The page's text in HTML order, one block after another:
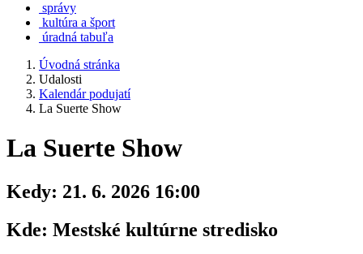
správy
kultúra a šport
úradná tabuľa
Úvodná stránka
Udalosti
Kalendár podujatí
La Suerte Show
La Suerte Show
Kedy: 21. 6. 2026 16:00
Kde: Mestské kultúrne stredisko